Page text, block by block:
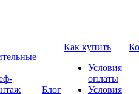
Блог
Как купить
Условия
оплаты
Условия